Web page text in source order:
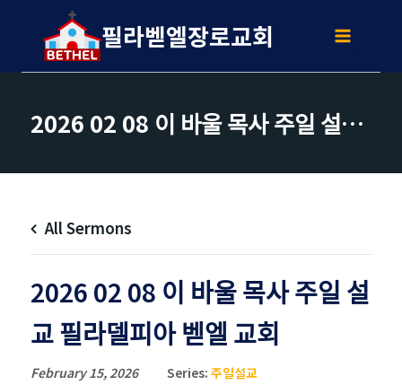
content
필라벧엘장로교회
2026 02 08 이 바울 목사 주일 설교 필라델피아 벧엘 교회
All Sermons
2026 02 08 이 바울 목사 주일 설
교 필라델피아 벧엘 교회
February 15, 2026 Series: 주일설교